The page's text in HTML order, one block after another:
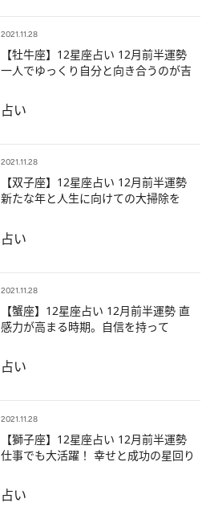
2021.11.28
【牡牛座】12星座占い 12月前半運勢
一人でゆっくり自分と向き合うのが吉
占い
2021.11.28
【双子座】12星座占い 12月前半運勢
新たな年と人生に向けての大掃除を
占い
2021.11.28
【蟹座】12星座占い 12月前半運勢 直
感力が高まる時期。自信を持って
占い
2021.11.28
【獅子座】12星座占い 12月前半運勢
仕事でも大活躍！ 幸せと成功の星回り
占い